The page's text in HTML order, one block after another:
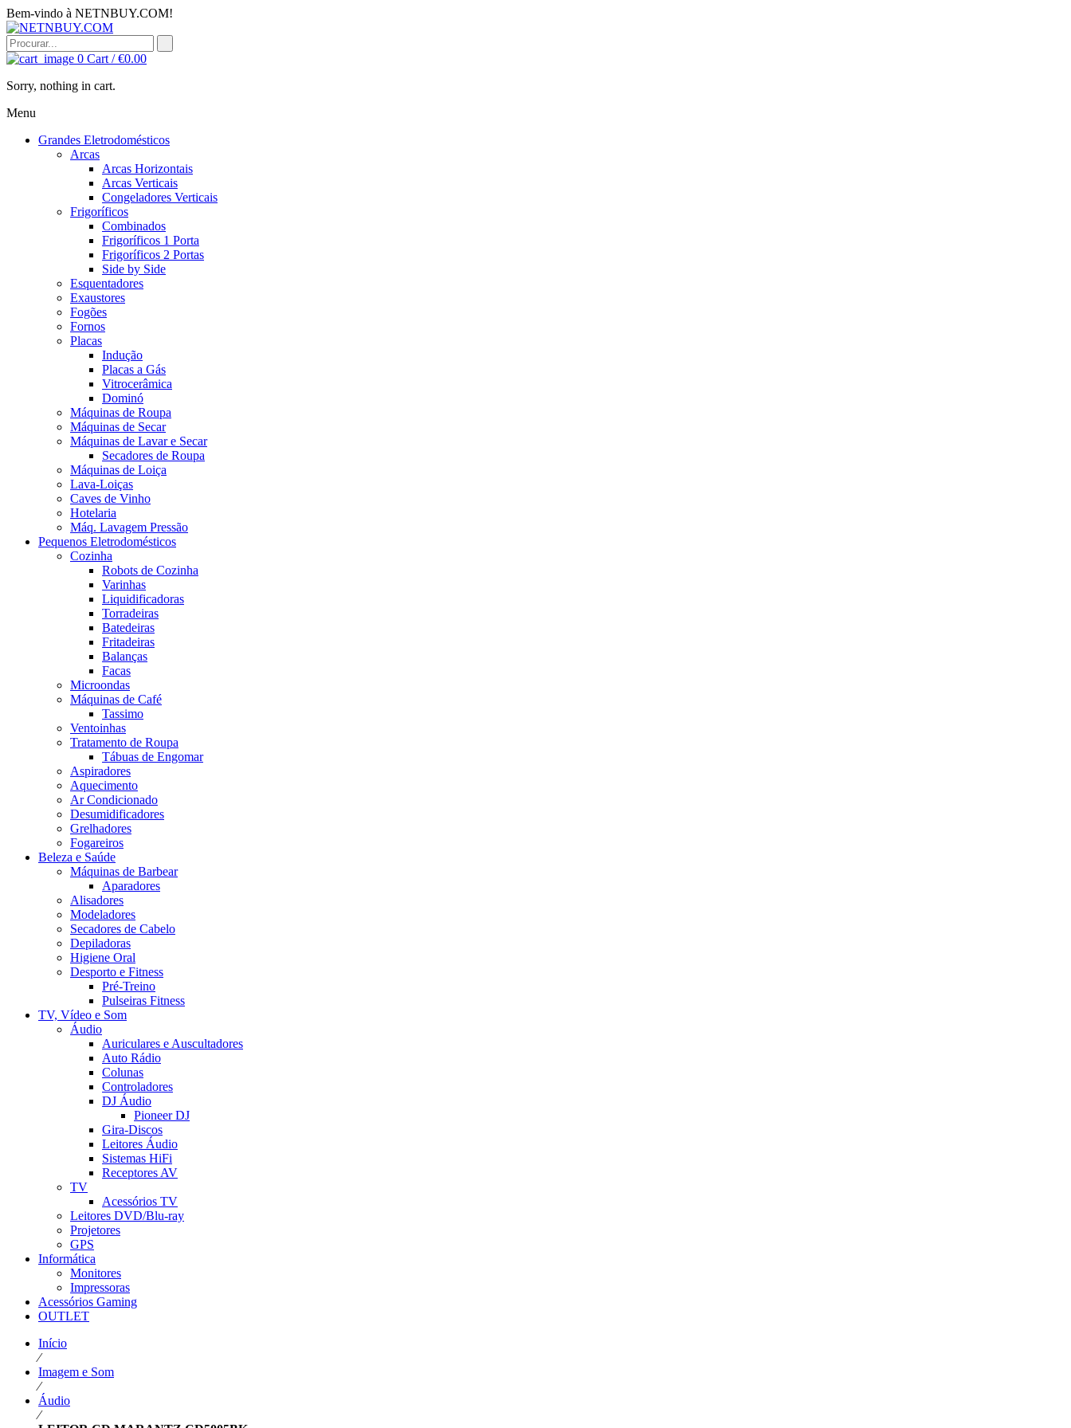
Bem-vindo à NETNBUY.COM!
0 Cart /€0.00
Sorry, nothing in cart.
Menu
Grandes Eletrodomésticos
Arcas
Arcas Horizontais
Arcas Verticais
Congeladores Verticais
Frigoríficos
Combinados
Frigoríficos 1 Porta
Frigoríficos 2 Portas
Side by Side
Esquentadores
Exaustores
Fogões
Fornos
Placas
Indução
Placas a Gás
Vitrocerâmica
Dominó
Máquinas de Roupa
Máquinas de Secar
Máquinas de Lavar e Secar
Secadores de Roupa
Máquinas de Loiça
Lava-Loiças
Caves de Vinho
Hotelaria
Máq. Lavagem Pressão
Pequenos Eletrodomésticos
Cozinha
Robots de Cozinha
Varinhas
Liquidificadoras
Torradeiras
Batedeiras
Fritadeiras
Balanças
Facas
Microondas
Máquinas de Café
Tassimo
Ventoinhas
Tratamento de Roupa
Tábuas de Engomar
Aspiradores
Aquecimento
Ar Condicionado
Desumidificadores
Grelhadores
Fogareiros
Beleza e Saúde
Máquinas de Barbear
Aparadores
Alisadores
Modeladores
Secadores de Cabelo
Depiladoras
Higiene Oral
Desporto e Fitness
Pré-Treino
Pulseiras Fitness
TV, Vídeo e Som
Áudio
Auriculares e Auscultadores
Auto Rádio
Colunas
Controladores
DJ Áudio
Pioneer DJ
Gira-Discos
Leitores Áudio
Sistemas HiFi
Receptores AV
TV
Acessórios TV
Leitores DVD/Blu-ray
Projetores
GPS
Informática
Monitores
Impressoras
Acessórios Gaming
OUTLET
Início
⁄
Imagem e Som
⁄
Áudio
⁄